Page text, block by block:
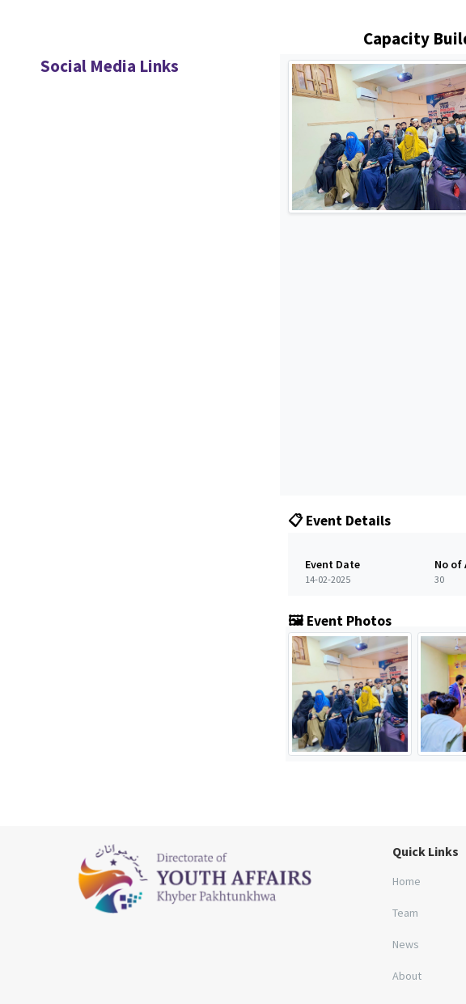
Social Media Links
Capacity
📋 Event Details
Event Date
14-02-2025
No of
30
🖼️ Event Photos
Quick Links
Home
Team
News
About